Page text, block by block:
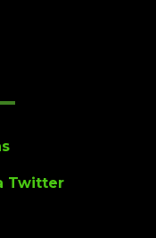
Twitter